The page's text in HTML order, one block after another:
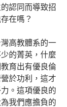
認同而導致招
在嗎？
高教體系的一
的菁英，什麼
育出有優良倫
於功利，這才
。這項優良的
我們應擔負的